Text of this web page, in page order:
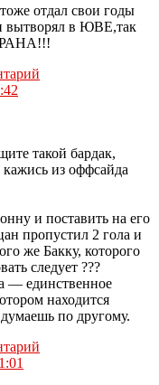
отдал свои годы
вытворял в ЮВЕ,так
такой бардак,
из оффсайда
и поставить на его
пропустил 2 гола и
же Бакку, которого
следует ???
— единственное
находится
по другому.